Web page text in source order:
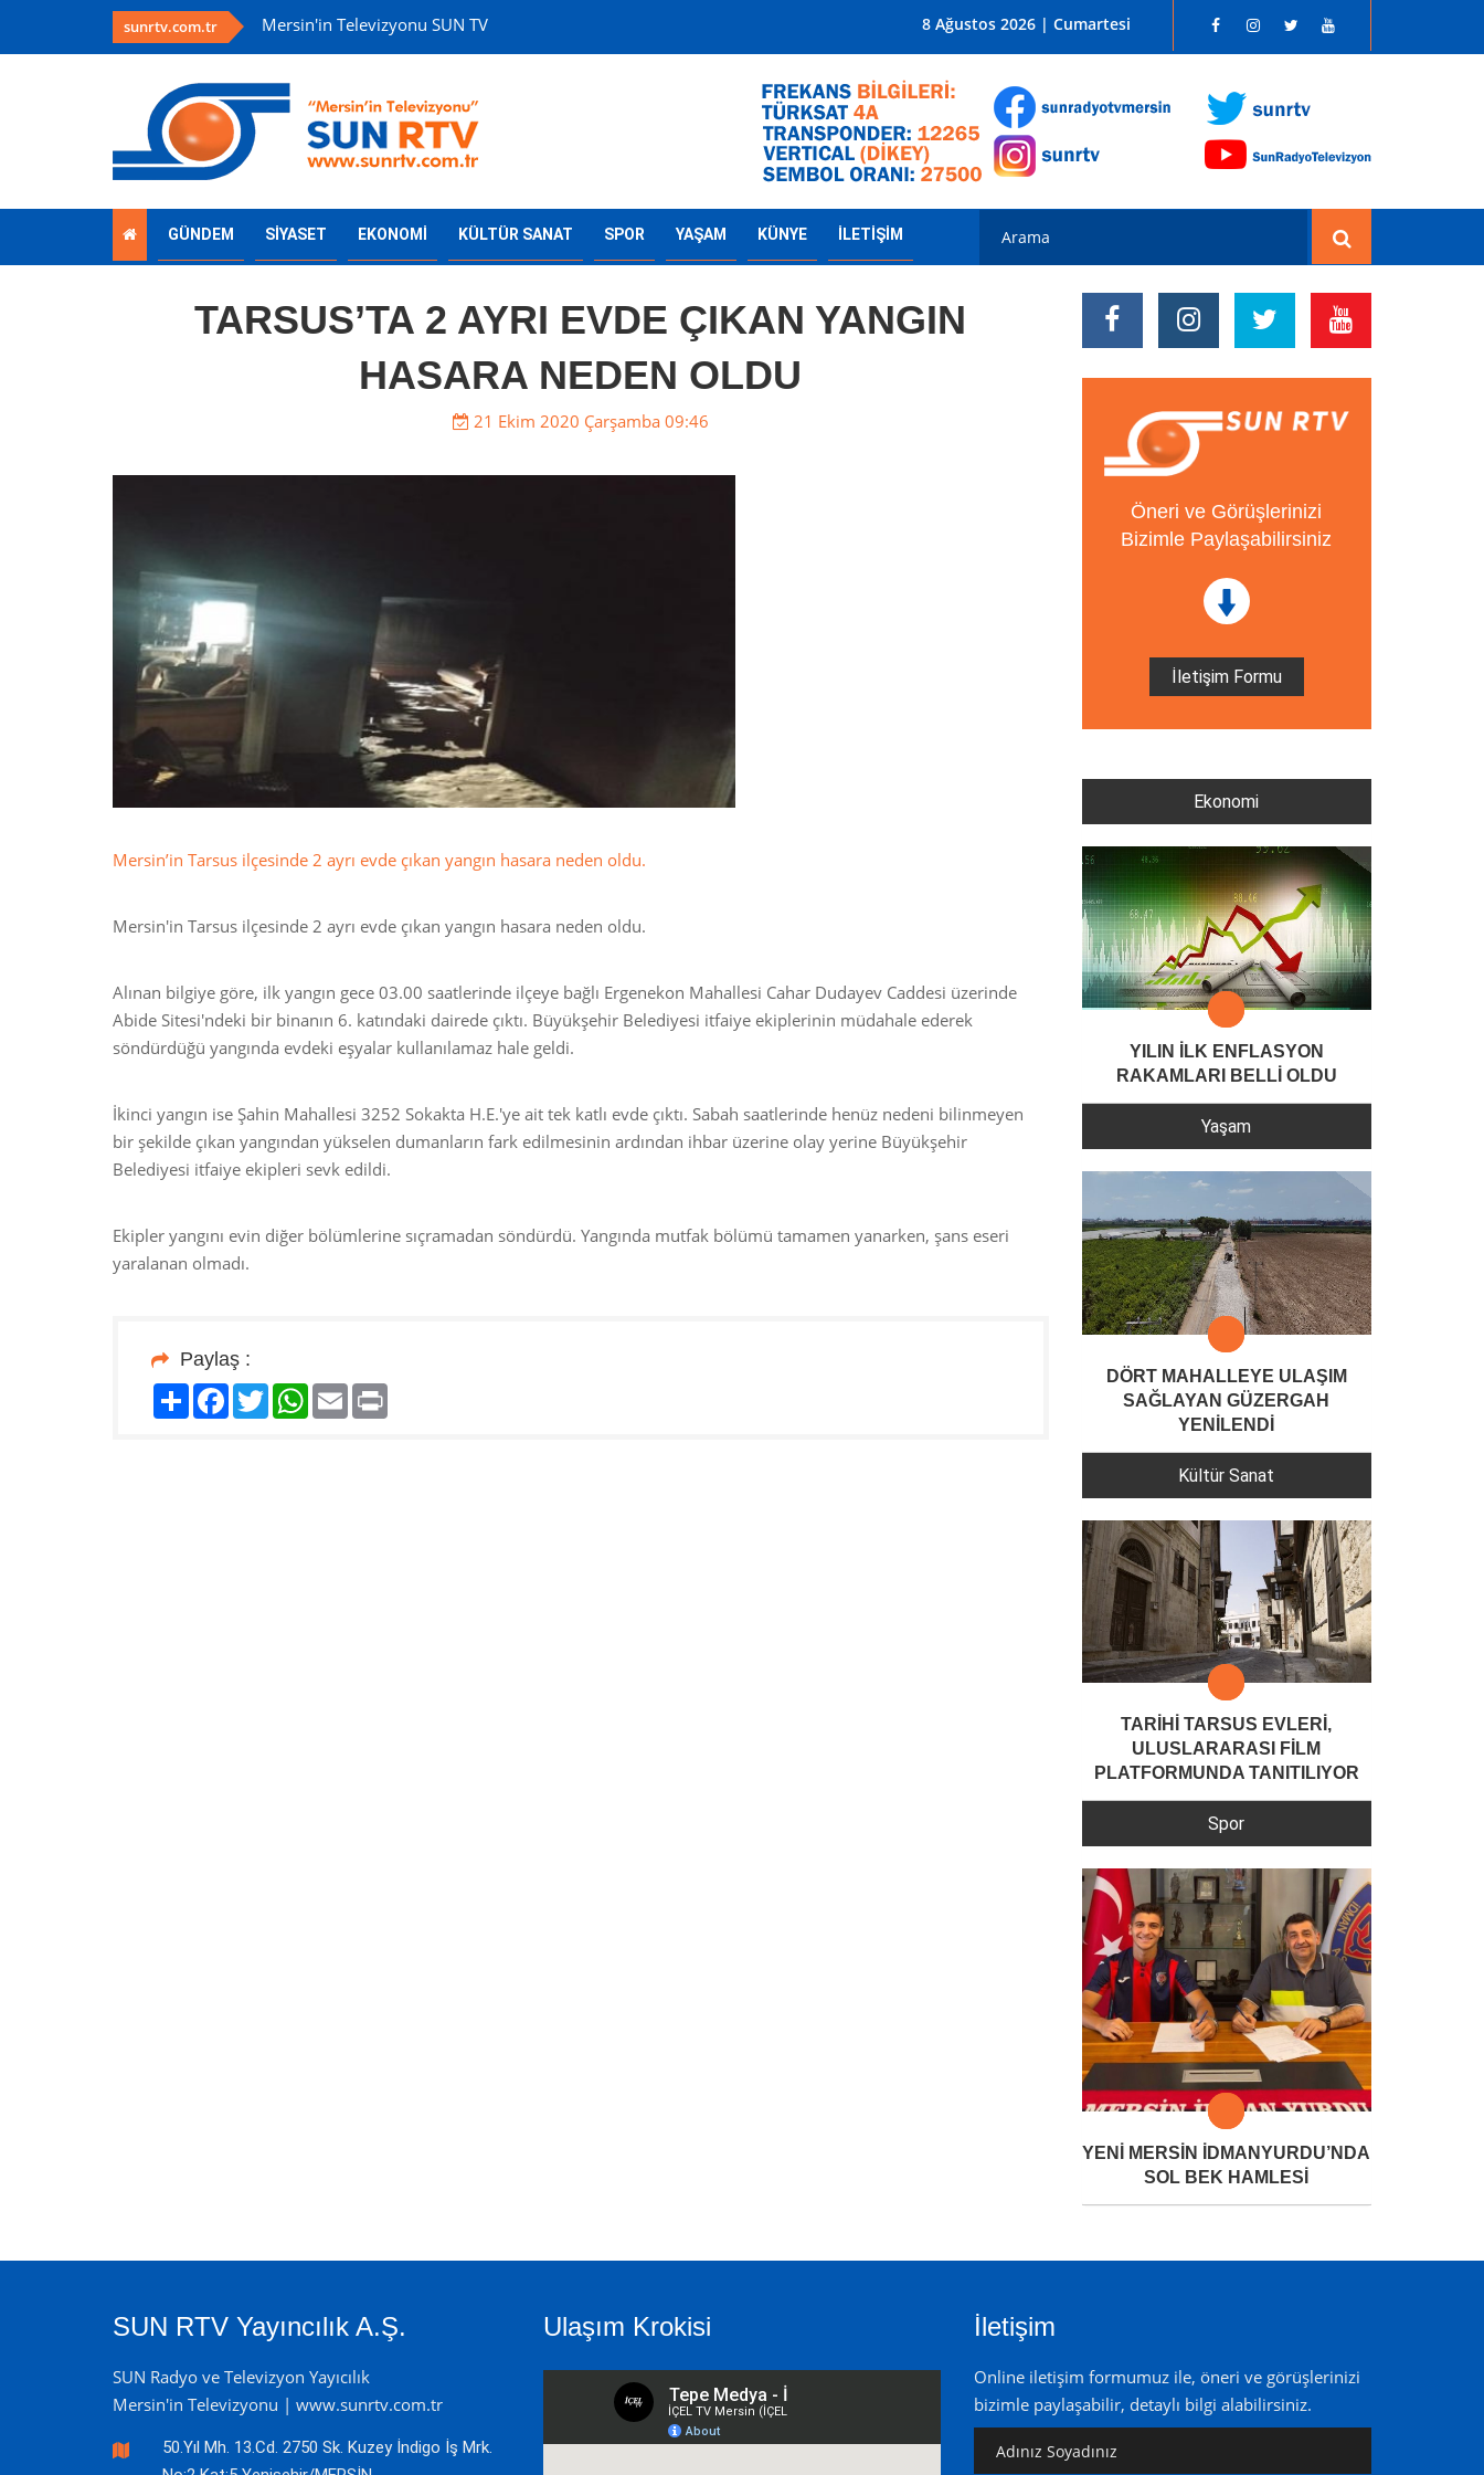
sunrtv.com.tr Mersin'in Televizyonu SUN TV Mersin'in Radyosu SUN RADYO FM 96.1
8 Ağustos 2026 | Cumartesi
GÜNDEM SİYASET EKONOMİ KÜLTÜR SANAT SPOR YAŞAM KÜNYE İLETİŞİM
TARSUS’TA 2 AYRI EVDE ÇIKAN YANGIN
HASARA NEDEN OLDU
21 Ekim 2020 Çarşamba 09:46
Mersin’in Tarsus ilçesinde 2 ayrı evde çıkan yangın hasara neden oldu.
Mersin'in Tarsus ilçesinde 2 ayrı evde çıkan yangın hasara neden oldu.
Alınan bilgiye göre, ilk yangın gece 03.00 saatlerinde ilçeye bağlı Ergenekon Mahallesi Cahar Dudayev Caddesi üzerinde
Abide Sitesi'ndeki bir binanın 6. katındaki dairede çıktı. Büyükşehir Belediyesi itfaiye ekiplerinin müdahale ederek
söndürdüğü yangında evdeki eşyalar kullanılamaz hale geldi.
İkinci yangın ise Şahin Mahallesi 3252 Sokakta H.E.'ye ait tek katlı evde çıktı. Sabah saatlerinde henüz nedeni bilinmeyen
bir şekilde çıkan yangından yükselen dumanların fark edilmesinin ardından ihbar üzerine olay yerine Büyükşehir
Belediyesi itfaiye ekipleri sevk edildi.
Ekipler yangını evin diğer bölümlerine sıçramadan söndürdü. Yangında mutfak bölümü tamamen yanarken, şans eseri
yaralanan olmadı.
Paylaş :
PaylaşFacebook
TwitterWhatsApp
Email
Öneri ve Görüşlerinizi
Bizimle Paylaşabilirsiniz
İletişim Formu
Ekonomi
YILIN İLK ENFLASYON
RAKAMLARI BELLİ OLDU
Yaşam
DÖRT MAHALLEYE ULAŞIM
SAĞLAYAN GÜZERGAH
YENİLENDİ
Kültür Sanat
TARİHİ TARSUS EVLERİ,
ULUSLARARASI FİLM
PLATFORMUNDA TANITILIYOR
Spor
YENİ MERSİN İDMANYURDU’NDA
SOL BEK HAMLESİ
SUN RTV Yayıncılık A.Ş.
SUN Radyo ve Televizyon Yayıcılık
Mersin'in Televizyonu | www.sunrtv.com.tr
50.Yıl Mh. 13.Cd. 2750 Sk. Kuzey İndigo İş Mrk.
Ulaşım Krokisi İletişim
Online iletişim formumuz ile, öneri ve görüşlerinizi
bizimle paylaşabilir, detaylı bilgi alabilirsiniz.